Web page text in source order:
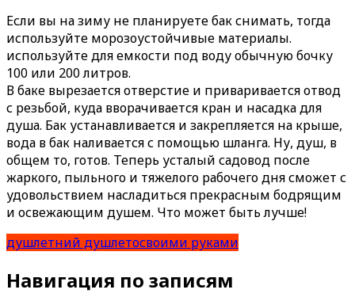
Если вы на зиму не планируете бак снимать, тогда
используйте морозоустойчивые материалы.
используйте для емкости под воду обычную бочку
100 или 200 литров.
В баке вырезается отверстие и приваривается отвод
с резьбой, куда вворачивается кран и насадка для
душа. Бак устанавливается и закрепляется на крыше,
вода в бак наливается с помощью шланга. Ну, душ, в
общем то, готов. Теперь усталый садовод после
жаркого, пыльного и тяжелого рабочего дня сможет с
удовольствием насладиться прекрасным бодрящим
и освежающим душем. Что может быть лучше!
душлетний душлетосвоими руками
Навигация по записям